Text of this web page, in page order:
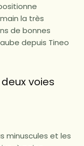
la très
de bonnes
depuis Tineo
voies
minuscules et les